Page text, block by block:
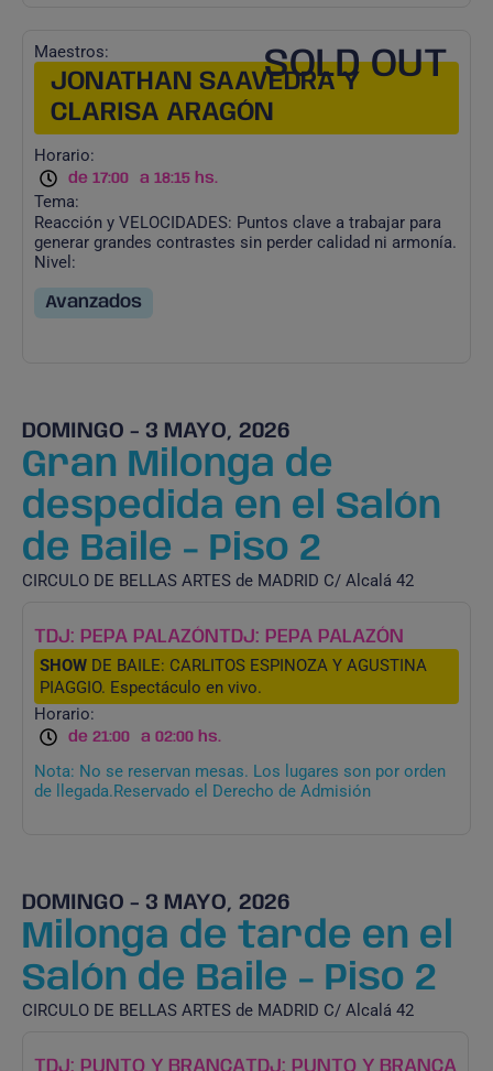
SOLD OUT
Maestros:
JONATHAN SAAVEDRA Y
CLARISA ARAGÓN
Horario:
de 17:00 a 18:15 hs.
Tema:
Reacción y VELOCIDADES: Puntos clave a trabajar para
generar grandes contrastes sin perder calidad ni armonía.
Nivel:
Avanzados
DOMINGO - 3 MAYO, 2026
Gran Milonga de
despedida en el Salón
de Baile - Piso 2
CIRCULO DE BELLAS ARTES de MADRID C/ Alcalá 42
TDJ: PEPA PALAZÓNTDJ: PEPA PALAZÓN
SHOW DE BAILE: CARLITOS ESPINOZA Y AGUSTINA
PIAGGIO. Espectáculo en vivo.
Horario:
de 21:00 a 02:00 hs.
Nota: No se reservan mesas. Los lugares son por orden
de llegada.Reservado el Derecho de Admisión
DOMINGO - 3 MAYO, 2026
Milonga de tarde en el
Salón de Baile - Piso 2
CIRCULO DE BELLAS ARTES de MADRID C/ Alcalá 42
TDJ: PUNTO Y BRANCATDJ: PUNTO Y BRANCA